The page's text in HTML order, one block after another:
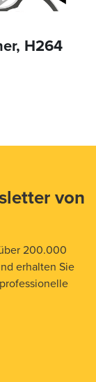
H264
von
200.000
erhalten Sie